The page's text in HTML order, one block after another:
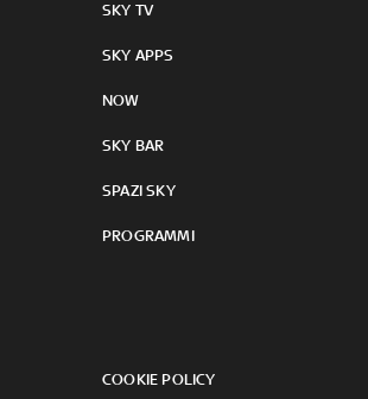
SKY TV
SKY APPS
NOW
SKY BAR
SPAZI SKY
PROGRAMMI
COOKIE POLICY